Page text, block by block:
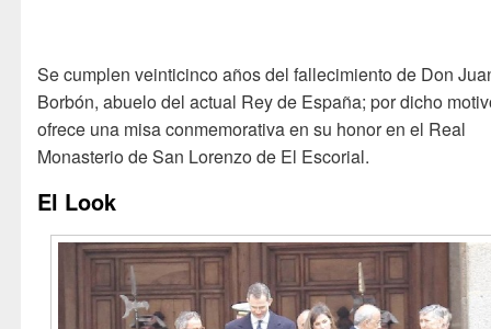
Se cumplen veinticinco años del fallecimiento de Don
Borbón, abuelo del actual Rey de España; por dicho
ofrece una misa conmemorativa en su honor en el Real
Monasterio de San Lorenzo de El Escorial.
El Look